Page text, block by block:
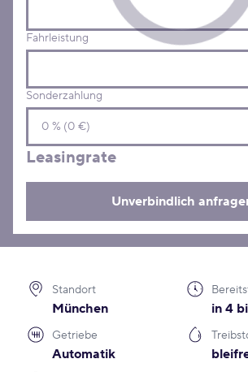
Fahrleistung
Sonderzahlung
Leasingrate
Unverbindlich
Standort
München in 4
Getriebe
Automatik